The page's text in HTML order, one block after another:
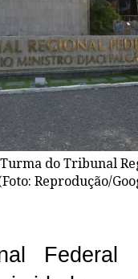
do Tribunal
Reprodução/